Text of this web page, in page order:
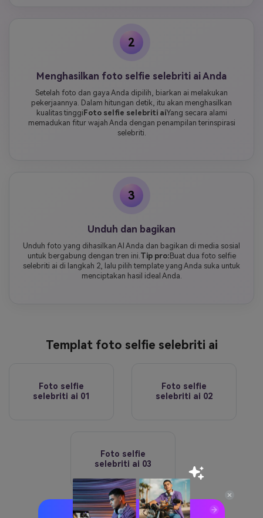
2
Menghasilkan foto selfie selebriti ai Anda
Setelah foto dan gaya Anda dipilih, biarkan ai melakukan
pekerjaannya. Dalam hitungan detik, itu akan menghasilkan
kualitas tinggiFoto selfie selebriti aiYang secara alami
memadukan fitur wajah Anda dengan penampilan terinspirasi
selebriti.
3
Unduh dan bagikan
Unduh foto yang dihasilkan AI Anda dan bagikan di media sosial
untuk bergabung dengan tren ini.Tip pro: Buat dua foto selfie
selebriti ai di langkah 2, lalu pilih template yang Anda suka untuk
menciptakan hasil ideal Anda.
Templat foto selfie selebriti ai
Foto selfie
selebriti ai 01
Foto selfie
selebriti ai 02
Foto selfie
selebriti ai 03